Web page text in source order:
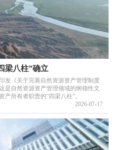
梁八柱”确立
发《关于完善自然资源资产管理制度
是自然资源资产管理领域的纲领性文
所有者职责的“四梁八柱”。
2026-07-17